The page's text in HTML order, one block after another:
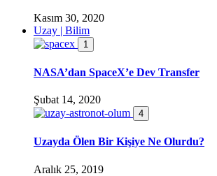
Kasım 30, 2020
Uzay | Bilim
1
NASA’dan SpaceX’e Dev Transfer
Şubat 14, 2020
4
Uzayda Ölen Bir Kişiye Ne Olurdu?
Aralık 25, 2019